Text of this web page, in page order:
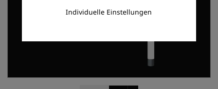
Individuelle Einstellungen